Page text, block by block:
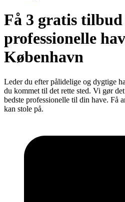
Få 3 gratis
professionelle
København
Leder du efter pålidelige og dygtige
du kommet til det rette sted. Vi gør
bedste professionelle til din have. Få
kan stole på.